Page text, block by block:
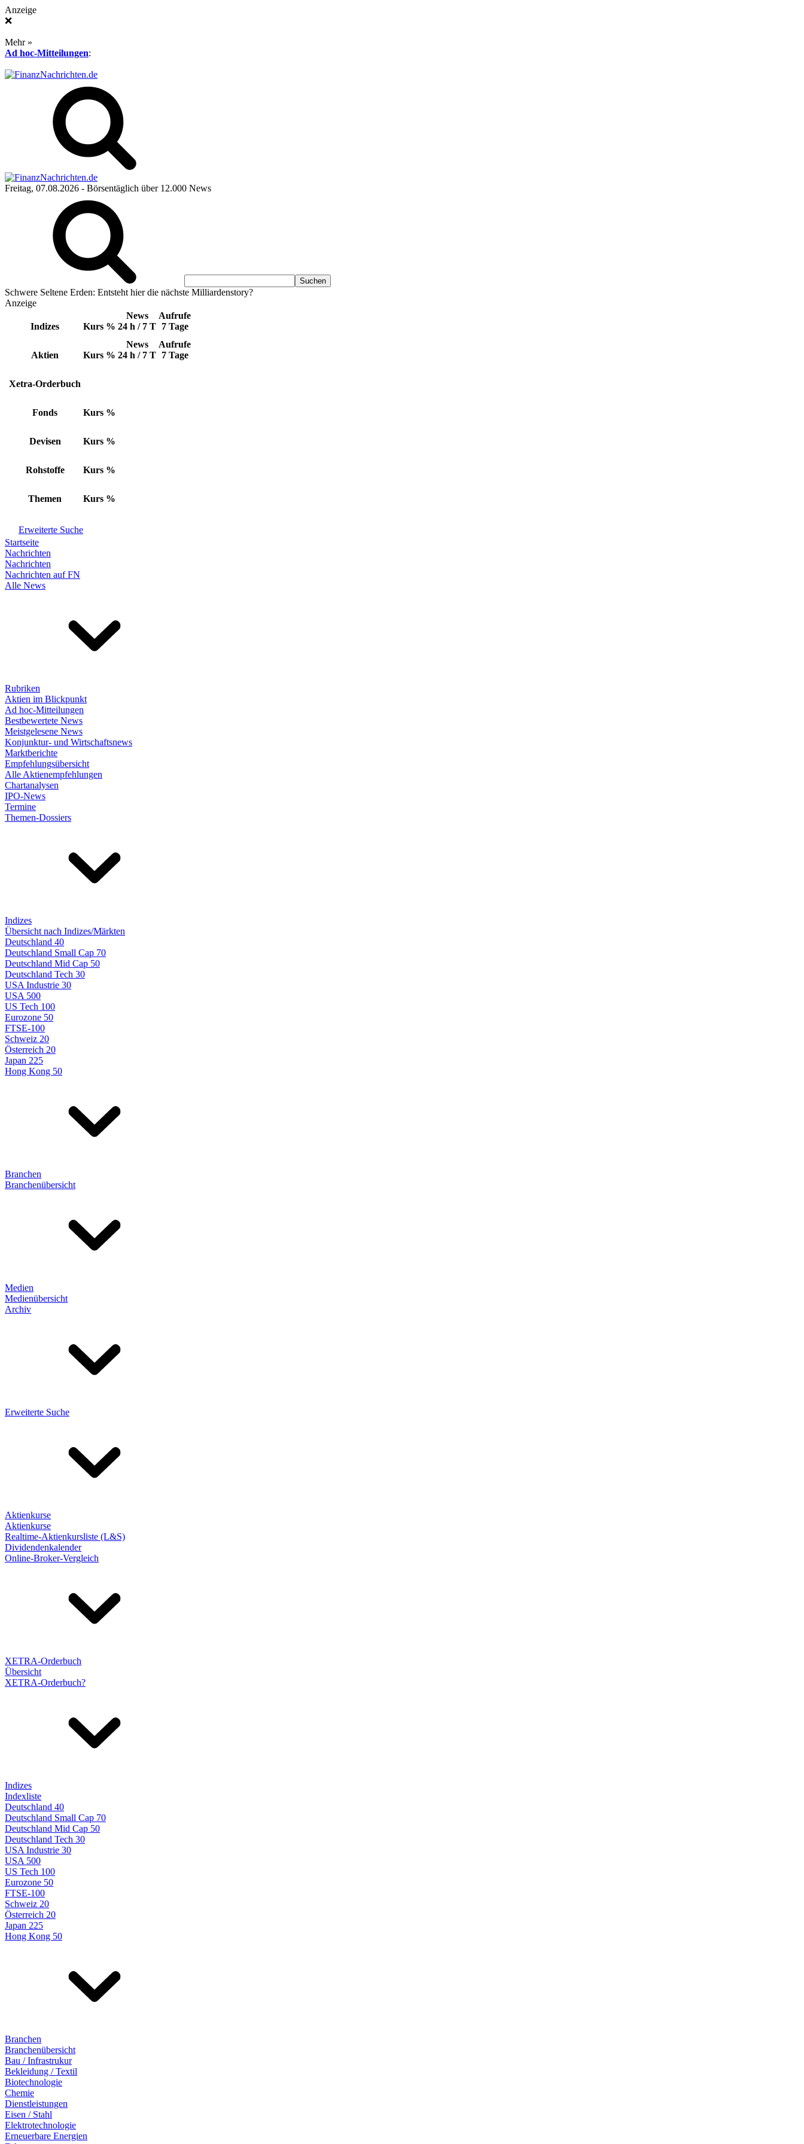
Anzeige
❌
Mehr »
Ad hoc-Mitteilungen:
Freitag, 07.08.2026 - Börsentäglich über 12.000 News
Schwere Seltene Erden: Entsteht hier die nächste Milliardenstory?
Anzeige
Indizes Kurs %
News
24 h / 7 T
Aufrufe
7 Tage
Aktien Kurs %
News
24 h / 7 T
Aufrufe
7 Tage
Xetra-Orderbuch
Fonds Kurs %
Devisen Kurs %
Rohstoffe Kurs %
Themen Kurs %
Erweiterte Suche
Startseite
Nachrichten
Nachrichten
Nachrichten auf FN
Alle News
Rubriken
Aktien im Blickpunkt
Ad hoc-Mitteilungen
Bestbewertete News
Meistgelesene News
Konjunktur- und Wirtschaftsnews
Marktberichte
Empfehlungsübersicht
Alle Aktienempfehlungen
Chartanalysen
IPO-News
Termine
Themen-Dossiers
Indizes
Übersicht nach Indizes/Märkten
Deutschland 40
Deutschland Small Cap 70
Deutschland Mid Cap 50
Deutschland Tech 30
USA Industrie 30
USA 500
US Tech 100
Eurozone 50
FTSE-100
Schweiz 20
Österreich 20
Japan 225
Hong Kong 50
Branchen
Branchenübersicht
Medien
Medienübersicht
Archiv
Erweiterte Suche
Aktienkurse
Aktienkurse
Realtime-Aktienkursliste (L&S)
Dividendenkalender
Online-Broker-Vergleich
XETRA-Orderbuch
Übersicht
XETRA-Orderbuch?
Indizes
Indexliste
Deutschland 40
Deutschland Small Cap 70
Deutschland Mid Cap 50
Deutschland Tech 30
USA Industrie 30
USA 500
US Tech 100
Eurozone 50
FTSE-100
Schweiz 20
Österreich 20
Japan 225
Hong Kong 50
Branchen
Branchenübersicht
Bau / Infrastrukur
Bekleidung / Textil
Biotechnologie
Chemie
Dienstleistungen
Eisen / Stahl
Elektrotechnologie
Erneuerbare Energien